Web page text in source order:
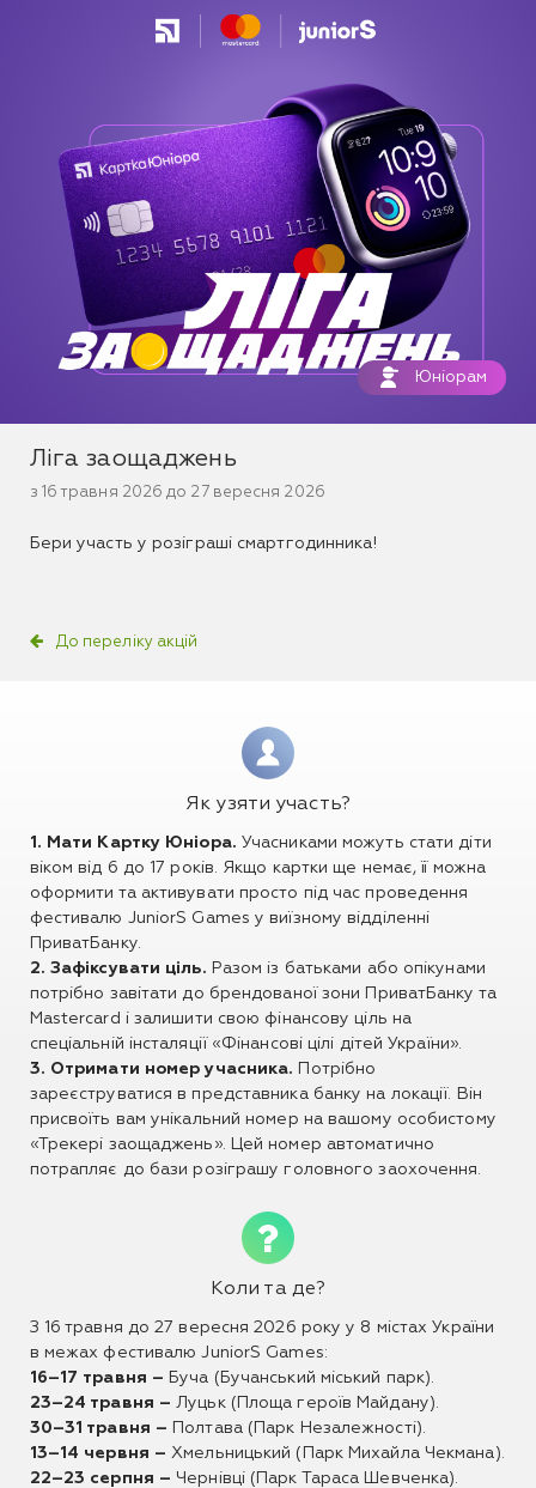
Юніорам
До переліку акцій
Ліга заощаджень
з 16 травня 2026 до 27 вересня 2026
Бери участь у розіграші смартгодинника!
Як узяти участь?
1. Мати Картку Юніора. Учасниками можуть стати діти
віком від 6 до 17 років. Якщо картки ще немає, її можна
оформити та активувати просто під час проведення
фестивалю JuniorS Games у виїзному відділенні
ПриватБанку.
2. Зафіксувати ціль. Разом із батьками або опікунами
потрібно завітати до брендованої зони ПриватБанку та
Mastercard і залишити свою фінансову ціль на
спеціальній інсталяції «Фінансові цілі дітей України».
3. Отримати номер учасника. Потрібно
зареєструватися в представника банку на локації. Він
присвоїть вам унікальний номер на вашому особистому
«Трекері заощаджень». Цей номер автоматично
потрапляє до бази розіграшу головного заохочення.
Коли та де?
З 16 травня до 27 вересня 2026 року у 8 містах України
в межах фестивалю JuniorS Games:
16–17 травня – Буча (Бучанський міський парк).
23–24 травня – Луцьк (Площа героїв Майдану).
30–31 травня – Полтава (Парк Незалежності).
13–14 червня – Хмельницький (Парк Михайла Чекмана).
22–23 серпня – Чернівці (Парк Тараса Шевченка).